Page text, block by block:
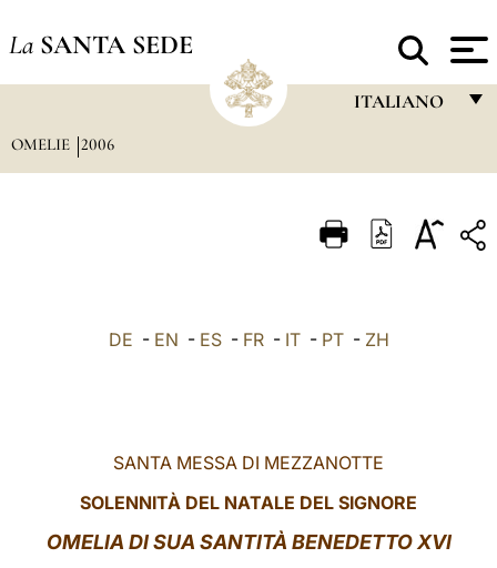
La SANTA SEDE
ITALIANO
ITALIANO
中文
LATINE
OMELIE 2006
DE - EN - ES- FR- IT- PT- ZH
SANTA MESSA DI MEZZANOTTE
SOLENNITÀ DEL NATALE DEL SIGNORE
OMELIA DI SUA SANTITÀ BENEDETTO XVI